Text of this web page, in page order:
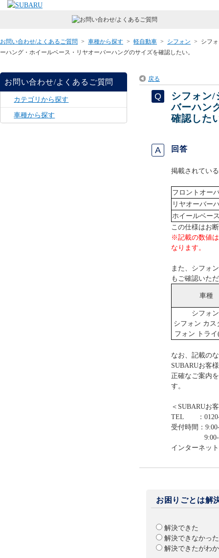
お問い合わせ/よくあるご質問 > 車種から探す > 軽自動車 > シフォン >
シフ
ーハング・ホイールベース・リヤオーバーハングのサイズを確認したい。
お問い合わせ/よくあるご質問
カテゴリから探す
車種から探す
戻る
シフォン/
バーハン
確認した
回答
掲載されてい
フロントオー
リヤオーバー
ホイールベー
この仕様はお
※記載の数値
なります。
また、シフォ
もご確認いた
車種
シフォ
シフォン カス
フォン トライ
なお、記載の
SUBARUお客
正確なご案内
す。
＜SUBARUお
TEL ：0120-
受付時間：
9:00-12:00
インターネッ
お困りごとは解
解決できた
解決できなかった
解決できたがわ